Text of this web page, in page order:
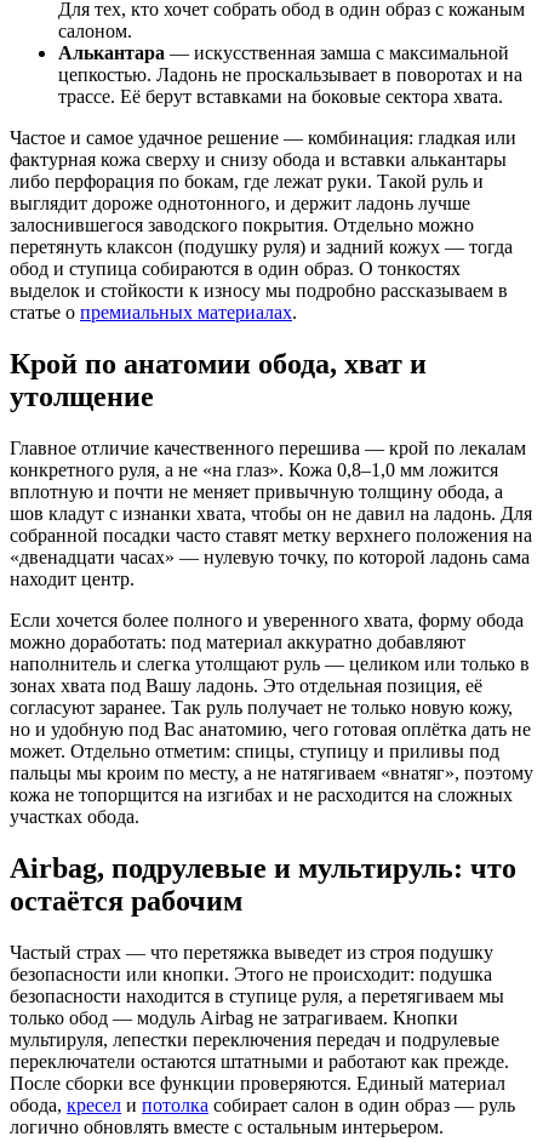
Для тех, кто хочет собрать обод в один образ с кожаным
салоном.
Алькантара — искусственная замша с максимальной
цепкостью. Ладонь не проскальзывает в поворотах и на
трассе. Её берут вставками на боковые сектора хвата.
Частое и самое удачное решение — комбинация: гладкая или
фактурная кожа сверху и снизу обода и вставки алькантары
либо перфорация по бокам, где лежат руки. Такой руль и
выглядит дороже однотонного, и держит ладонь лучше
залоснившегося заводского покрытия. Отдельно можно
перетянуть клаксон (подушку руля) и задний кожух — тогда
обод и ступица собираются в один образ. О тонкостях
выделок и стойкости к износу мы подробно рассказываем в
статье о премиальных материалах.
Крой по анатомии обода, хват и
утолщение
Главное отличие качественного перешива — крой по лекалам
конкретного руля, а не «на глаз». Кожа 0,8–1,0 мм ложится
вплотную и почти не меняет привычную толщину обода, а
шов кладут с изнанки хвата, чтобы он не давил на ладонь. Для
собранной посадки часто ставят метку верхнего положения на
«двенадцати часах» — нулевую точку, по которой ладонь сама
находит центр.
Если хочется более полного и уверенного хвата, форму обода
можно доработать: под материал аккуратно добавляют
наполнитель и слегка утолщают руль — целиком или только в
зонах хвата под Вашу ладонь. Это отдельная позиция, её
согласуют заранее. Так руль получает не только новую кожу,
но и удобную под Вас анатомию, чего готовая оплётка дать не
может. Отдельно отметим: спицы, ступицу и приливы под
пальцы мы кроим по месту, а не натягиваем «внатяг», поэтому
кожа не топорщится на изгибах и не расходится на сложных
участках обода.
Airbag, подрулевые и мультируль: что
остаётся рабочим
Частый страх — что перетяжка выведет из строя подушку
безопасности или кнопки. Этого не происходит: подушка
безопасности находится в ступице руля, а перетягиваем мы
только обод — модуль Airbag не затрагиваем. Кнопки
мультируля, лепестки переключения передач и подрулевые
переключатели остаются штатными и работают как прежде.
После сборки все функции проверяются. Единый материал
обода, кресел и потолка собирает салон в один образ — руль
логично обновлять вместе с остальным интерьером.